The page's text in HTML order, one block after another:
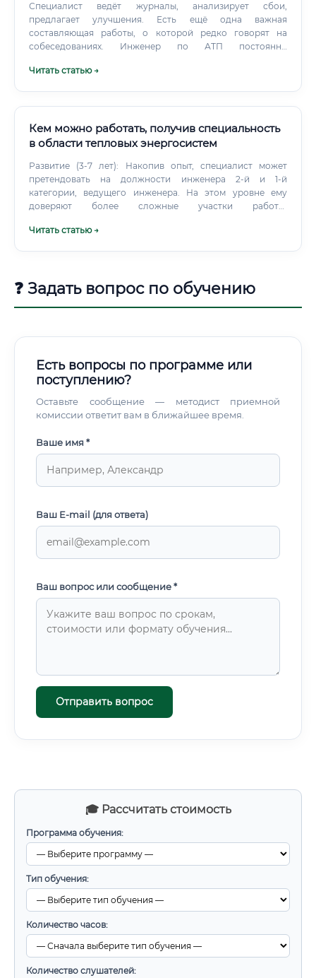
🎓 Рассчитать стоимость
Программа обучения:
Тип обучения:
Количество часов:
Количество слушателей:
Специалист ведёт журналы, анализирует сбои,
предлагает улучшения. Есть ещё одна важная
составляющая работы, о которой редко говорят на
собеседованиях. Инженер по АТП постоянно
механиками.
Читать статью →
Кем можно работать, получив специальность
в области тепловых энергосистем
Развитие (3-7 лет): Накопив опыт, специалист может
претендовать на должности инженера 2-й и 1-й
категории, ведущего инженера. На этом уровне ему
доверяют более сложные участки работы,
небольшой группой специалистов. Высший уровень (7+
главный энергетик предприятия.
Читать статью →
❓ Задать вопрос по обучению
Есть вопросы по программе или
поступлению?
Оставьте сообщение — методист приемной
комиссии ответит вам в ближайшее время.
Ваше имя *
Ваш E-mail (для ответа)
Ваш вопрос или сообщение *
Отправить вопрос